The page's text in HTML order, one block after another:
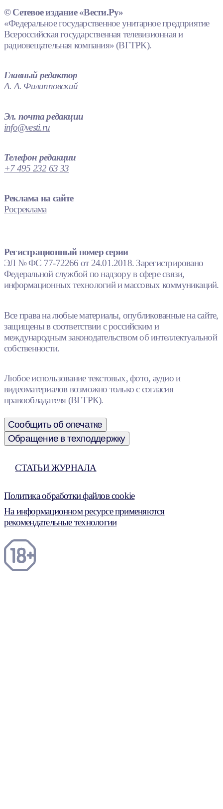
© Сетевое издание «Вести.Ру»
«Федеральное государственное унитарное предприятие
Всероссийская государственная телевизионная и
радиовещательная компания» (ВГТРК).
Главный редактор
А. А. Филипповский
Эл. почта редакции
info@vesti.ru
Телефон редакции
+7 495 232 63 33
Реклама на сайте
Росреклама
Регистрационный номер серии
ЭЛ № ФС 77-72266 от 24.01.2018. Зарегистрировано
Федеральной службой по надзору в сфере связи,
информационных технологий и массовых коммуникаций.
Все права на любые материалы, опубликованные на сайте,
защищены в соответствии с российским и
международным законодательством об интеллектуальной
собственности.
Любое использование текстовых, фото, аудио и
видеоматериалов возможно только с согласия
правообладателя (ВГТРК).
Сообщить об опечатке
Обращение в техподдержку
СТАТЬИ ЖУРНАЛА
Политика обработки файлов cookie
На информационном ресурсе применяются
рекомендательные технологии